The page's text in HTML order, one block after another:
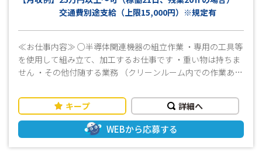
お問い合わせください！／ 皆様のご応募心よりお待ちして
おります(^^)/
交通費別途支給（上限15,000円）※規定有
≪お仕事内容≫ ○半導体関連機器の組立作業 ・専用の工具等
を使用して組み立て、加工するお仕事です ・重い物は持ちま
せん ・その他付随する業務 （クリーンルーム内での作業あ
品へのラベル貼付をお願いします プラモデルを組み立てる
のが好きな方はきっとお仕事に慣れるのがはやいと思いま
す！ ≪おすすめポイント！≫ ＼未経験から始めた方もたくさ
んいらっしゃいます！／ 【安定・安心】モノづくりのお仕事
でしっかり稼げます◎ ◎長期勤務できる方大歓迎！ 長く勤
キープ 詳細へ
WEBから応募する